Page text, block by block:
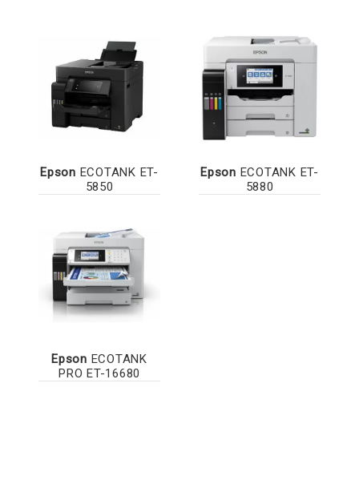
Epson ECOTANK ET-
5850
Epson ECOTANK ET-
5880
Epson ECOTANK
PRO ET-16680